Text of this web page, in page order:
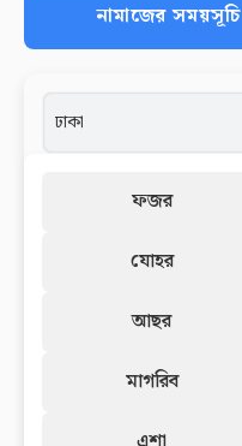
নামাজের সময়সূচি
ফজর
যোহর
আছর
মাগরিব